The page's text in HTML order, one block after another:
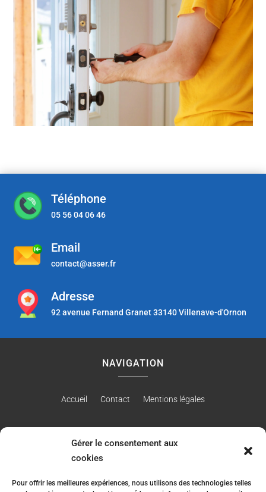
Gérer le consentement aux
cookies
Pour offrir les meilleures expériences, nous utilisons des technologies telles
Téléphone
05 56 04 06 46
Email
contact@asser.fr
Adresse
92 avenue Fernand Granet 33140 Villenave-d'Ornon
NAVIGATION
Accueil Contact Mentions légales